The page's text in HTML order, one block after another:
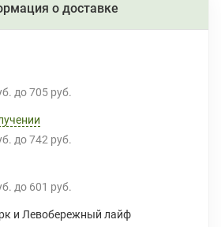
о доставке
до 705 руб.
до 742 руб.
до 601 руб.
и Левобережный лайф